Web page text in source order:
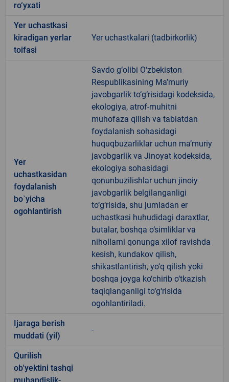
ro‘yxati
Yer uchastkasi
kiradigan yerlar
toifasi
Yer uchastkalari (tadbirkorlik)
Yer
uchastkasidan
foydalanish
bo`yicha
ogohlantirish
Savdo g‘olibi O‘zbekiston
Respublikasining Ma’muriy
javobgarlik to‘g‘risidagi kodeksida,
ekologiya, atrof-muhitni
muhofaza qilish va tabiatdan
foydalanish sohasidagi
huquqbuzarliklar uchun ma’muriy
javobgarlik va Jinoyat kodeksida,
ekologiya sohasidagi
qonunbuzilishlar uchun jinoiy
javobgarlik belgilanganligi
to‘g‘risida, shu jumladan er
uchastkasi huhudidagi daraxtlar,
butalar, boshqa o‘simliklar va
nihollarni qonunga xilof ravishda
kesish, kundakov qilish,
shikastlantirish, yo‘q qilish yoki
boshqa joyga ko‘chirib o‘tkazish
taqiqlanganligi to‘g‘risida
ogohlantiriladi.
Ijaraga berish
muddati (yil)
-
Qurilish
ob'yektini tashqi